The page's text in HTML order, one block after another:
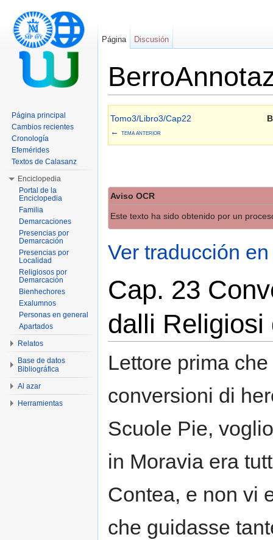
Tomo3/Libro3/Cap22
← TEMA ANTERIOR
Aviso OCR
Este texto ha sido obtenido por un
Ver traducción
Cap. 23
dalli Religiosi
Lettore prima
conversioni di
Scuole Pie,
in Moravia era
Contea, e non vi
che guidasse
Página Discusión
Página principal
Cambios recientes
Cronología
Efemérides
Textos de Calasanz
Enciclopedia
Portal de la
Enciclopedia
Familia
Demarcaciones
Presencias por
Demarcación
Presencias por
Localidad
Religiosos por
Demarcación
Bienhechores
Exalumnos
Personas en general
Apartados
Relatos
Base de datos
Bibliográfica
Al azar
Herramientas